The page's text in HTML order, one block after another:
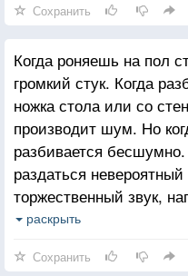
Сохранить
Когда роняешь на пол
громкий стук. Когда
ножка стола или со
производит шум. Но
разбивается
раздаться
торжественный звук,
колокольный звон. Но
отвлёк бы вас от боли.
раскрыть
Сохранить